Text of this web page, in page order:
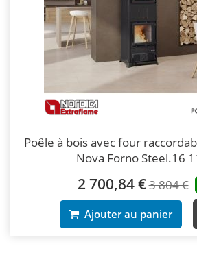
Poêle à bois avec four
Nova Forno Steel.16
2 700,84 €3 804 €
Ajouter au panier